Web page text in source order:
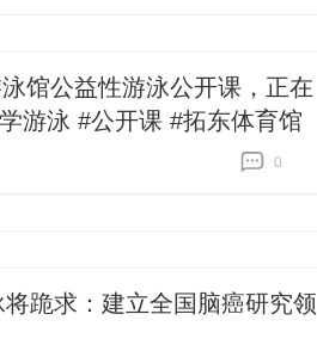
馆公益性游泳公开课，正在
游泳 #公开课 #拓东体育馆
0
跪求：建立全国脑癌研究领